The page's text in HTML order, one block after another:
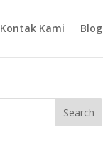
Kontak Kami Blog
Search